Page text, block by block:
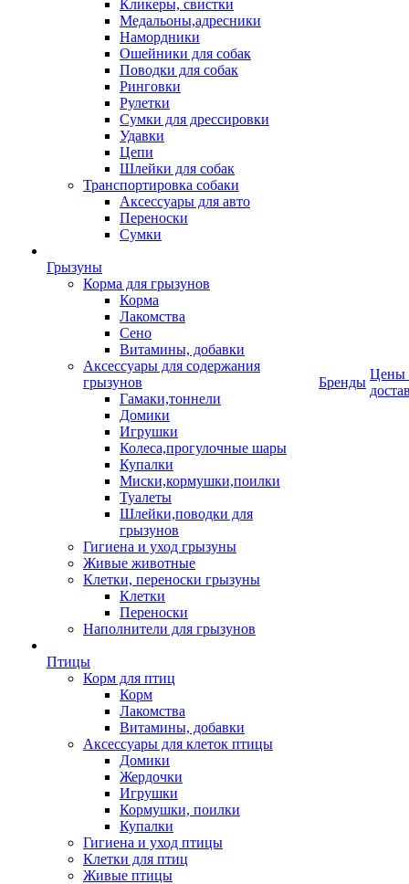
Кликеры, свистки
Медальоны,адресники
Намордники
Ошейники для собак
Поводки для собак
Ринговки
Рулетки
Сумки для дрессировки
Удавки
Цепи
Шлейки для собак
Транспортировка собаки
Аксессуары для авто
Переноски
Сумки
Грызуны
Корма для грызунов
Корма
Лакомства
Сено
Витамины, добавки
Аксессуары для содержания
грызунов
Гамаки,тоннели
Домики
Игрушки
Колеса,прогулочные шары
Купалки
Миски,кормушки,поилки
Туалеты
Шлейки,поводки для
грызунов
Гигиена и уход грызуны
Живые животные
Клетки, переноски грызуны
Клетки
Переноски
Наполнители для грызунов
Птицы
Корм для птиц
Корм
Лакомства
Витамины, добавки
Аксессуары для клеток птицы
Домики
Жердочки
Игрушки
Кормушки, поилки
Купалки
Гигиена и уход птицы
Клетки для птиц
Живые птицы
Бренды
Цены